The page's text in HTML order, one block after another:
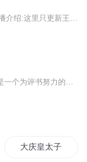
大庆皇太子